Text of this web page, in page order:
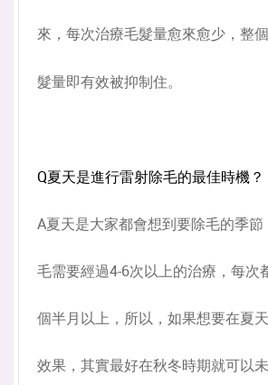
來，每次治療毛髮量愈來愈少，整
髮量即有效被抑制住。
Q夏天是進行雷射除毛的最佳時機？
A夏天是大家都會想到要除毛的季
毛需要經過4-6次以上的治療，每次
個半月以上，所以，如果想要在夏
效果，其實最好在秋冬時期就可以